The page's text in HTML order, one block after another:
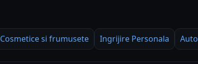
Cosmetice si frumusete Ingrijire Personala Auto